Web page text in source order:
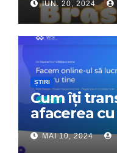
Tabără”!
IUN. 20, 2024
ȘTIRI
Cum îți
afacerea
Interactiv –
digital de
MAI 10, 2024